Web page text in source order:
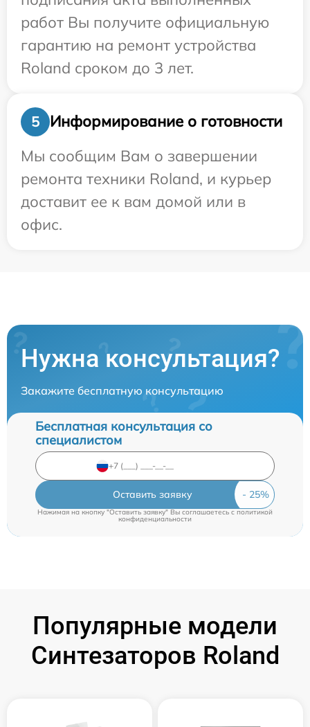
работ Вы получите официальную
гарантию на ремонт устройства
Roland сроком до 3 лет.
5
Информирование о готовности
Мы сообщим Вам о завершении
ремонта техники Roland, и курьер
доставит ее к вам домой или в
офис.
Нужна консультация?
Закажите бесплатную консультацию
Бесплатная консультация со
специалистом
Оставить заявку
Нажимая на кнопку "Оставить заявку" Вы соглашаетесь cполитикой
конфиденциальности
Популярные модели
Синтезаторов Roland